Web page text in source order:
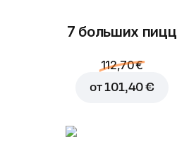
7 больших пицц
112,70 €
от101,40 €